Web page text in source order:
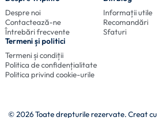
Despre noi
Contactează-ne
Întrebări frecvente
Informații utile
Recomandări
Sfaturi
Termeni și politici
Termeni și condiții
Politica de confidențialitate
Politica privind cookie-urile
© 2026 Toate drepturile rezervate. Creat cu